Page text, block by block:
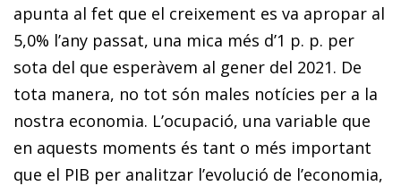
apunta al fet que el creixement es va apropar al
5,0% l’any passat, una mica més d’1 p. p. per
sota del que esperàvem al gener del 2021. De
tota manera, no tot són males notícies per a la
nostra economia. L’ocupació, una variable que
en aquests moments és tant o més important
que el PIB per analitzar l’evolució de l’economia,